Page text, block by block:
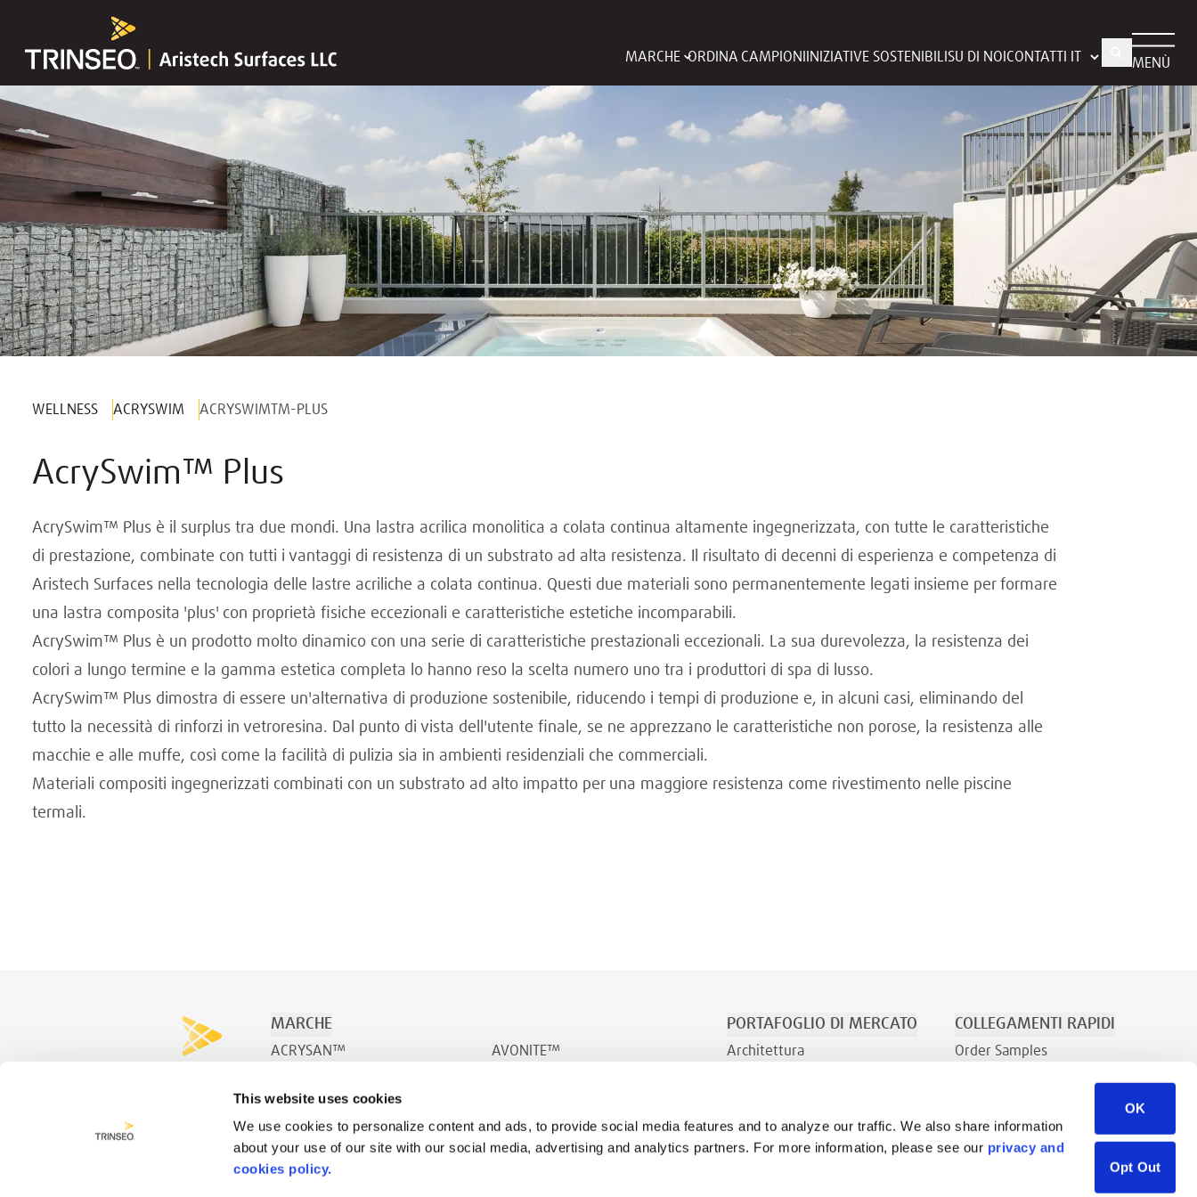
This website uses cookies
We use cookies to personalize content and ads, to provide social media features and to analyze our traffic. We also share information
about your use of our site with our social media, advertising and analytics partners. For more information, please see our privacy and
cookies policy.
OK
Opt Out
MARCHE ORDINA CAMPIONI INIZIATIVE SOSTENIBILI SU DI NOI CONTATTI MENÙ
WELLNESS ACRYSWIM ACRYSWIMTM-PLUS
AcrySwim™ Plus
AcrySwim™ Plus è il surplus tra due mondi. Una lastra acrilica monolitica a colata continua altamente ingegnerizzata, con tutte le caratteristiche
di prestazione, combinate con tutti i vantaggi di resistenza di un substrato ad alta resistenza. Il risultato di decenni di esperienza e competenza di
Aristech Surfaces nella tecnologia delle lastre acriliche a colata continua. Questi due materiali sono permanentemente legati insieme per formare
una lastra composita 'plus' con proprietà fisiche eccezionali e caratteristiche estetiche incomparabili.
AcrySwim™ Plus è un prodotto molto dinamico con una serie di caratteristiche prestazionali eccezionali. La sua durevolezza, la resistenza dei
colori a lungo termine e la gamma estetica completa lo hanno reso la scelta numero uno tra i produttori di spa di lusso.
AcrySwim™ Plus dimostra di essere un'alternativa di produzione sostenibile, riducendo i tempi di produzione e, in alcuni casi, eliminando del
tutto la necessità di rinforzi in vetroresina. Dal punto di vista dell'utente finale, se ne apprezzano le caratteristiche non porose, la resistenza alle
macchie e alle muffe, così come la facilità di pulizia sia in ambienti residenziali che commerciali.
Materiali compositi ingegnerizzati combinati con un substrato ad alto impatto per una maggiore resistenza come rivestimento nelle piscine
termali.
MARCHE
ACRYSAN™
ACRYSWIM™
AVONITE™
PORTAFOGLIO DI MERCATO
Architettura
COLLEGAMENTI RAPIDI
Order Samples